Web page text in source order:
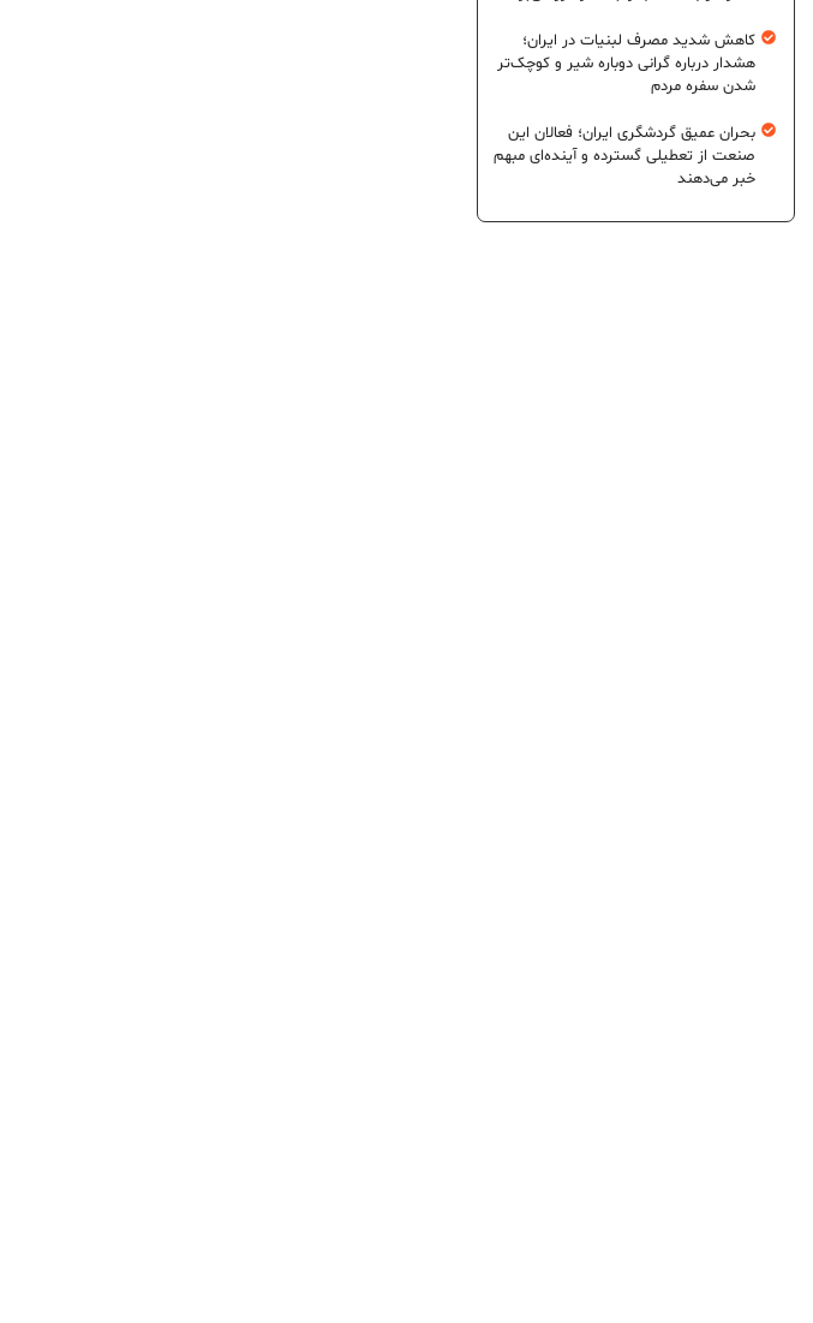
کاهش شدید مصرف لبنیات در ایران؛
هشدار درباره گرانی دوباره شیر و کوچک‌تر
شدن سفره مردم
بحران عمیق گردشگری ایران؛ فعالان این
صنعت از تعطیلی گسترده و آینده‌ای مبهم
خبر می‌دهند